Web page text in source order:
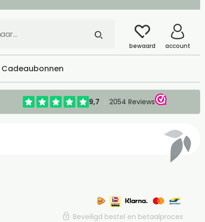
bewaard account
Cadeaubonnen
Beveiligd bestel en betaalproces